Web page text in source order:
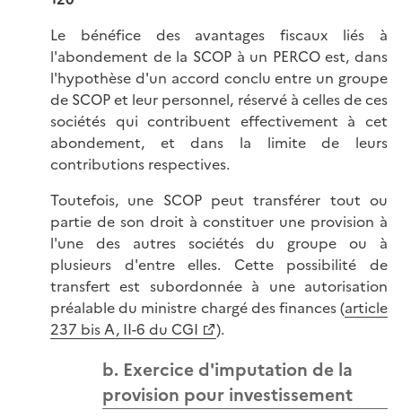
Le bénéfice des avantages fiscaux liés à
l'abondement de la SCOP à un PERCO est, dans
l'hypothèse d'un accord conclu entre un groupe
de SCOP et leur personnel, réservé à celles de ces
sociétés qui contribuent effectivement à cet
abondement, et dans la limite de leurs
contributions respectives.
Toutefois, une SCOP peut transférer tout ou
partie de son droit à constituer une provision à
l'une des autres sociétés du groupe ou à
plusieurs d'entre elles. Cette possibilité de
transfert est subordonnée à une autorisation
préalable du ministre chargé des finances (article
237 bis A, II-6 du CGI
).
b. Exercice d'imputation de la
provision pour investissement